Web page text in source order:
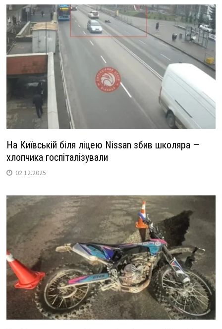
На Київській біля ліцею Nissan збив школяра —
хлопчика госпіталізували
02.12.2025